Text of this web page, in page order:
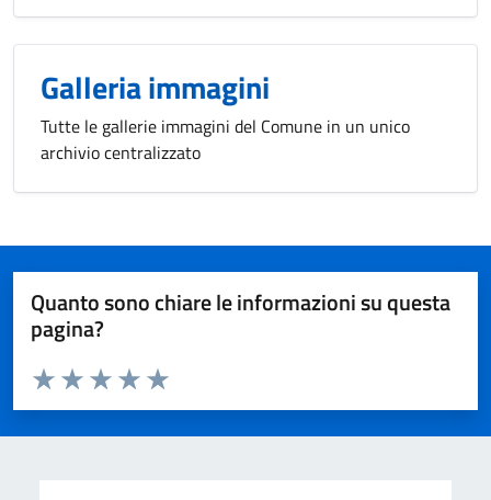
Galleria immagini
Tutte le gallerie immagini del Comune in un unico
archivio centralizzato
Quanto sono chiare le informazioni su questa
pagina?
Valuta da 1 a 5 stelle la pagina
Valuta 5 stelle su 5
Valuta 4 stelle su 5
Valuta 3 stelle su 5
Valuta 2 stelle su 5
Valuta 1 stelle su 5